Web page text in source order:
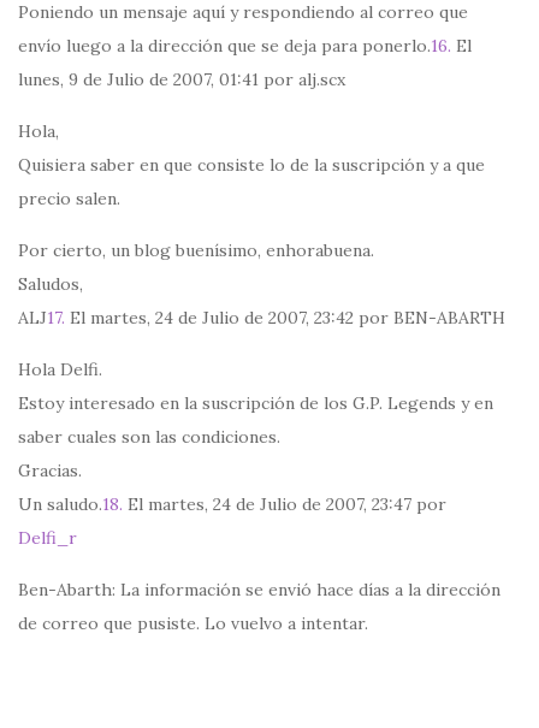
Poniendo un mensaje aquí y respondiendo al correo que
envío luego a la dirección que se deja para ponerlo.16. El
lunes, 9 de Julio de 2007, 01:41 por alj.scx
Hola,
Quisiera saber en que consiste lo de la suscripción y a que
precio salen.
Por cierto, un blog buenísimo, enhorabuena.
Saludos,
ALJ17. El martes, 24 de Julio de 2007, 23:42 por BEN-ABARTH
Hola Delfi.
Estoy interesado en la suscripción de los G.P. Legends y en
saber cuales son las condiciones.
Gracias.
Un saludo.18. El martes, 24 de Julio de 2007, 23:47 por
Delfi_r
Ben-Abarth: La información se envió hace días a la dirección
de correo que pusiste. Lo vuelvo a intentar.